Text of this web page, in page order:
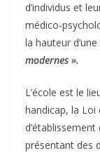
d’individus et
médico-
la hauteur d’une
modernes ».
L’école est le
handicap, la Loi
présentant des